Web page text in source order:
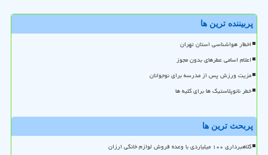
پربیننده ترین ها
اخطار هواشناسی استان تهران
اعلام اسامی عطرهای بدون مجوز
مزیت ورزش پس از مدرسه برای نوجوانان
خطر نانوپلاستیک ها برای کلیه ها
پربحث ترین ها
کلاهبرداری ۱۰۰ میلیاردی با وعده فروش لوازم خانگی ارزان